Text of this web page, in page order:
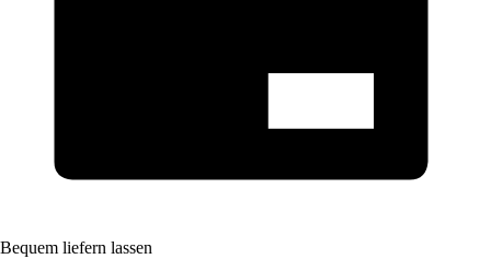
Bequem liefern lassen